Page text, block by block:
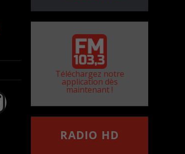
Téléchargez notre
application dès
maintenant !
RADIO HD